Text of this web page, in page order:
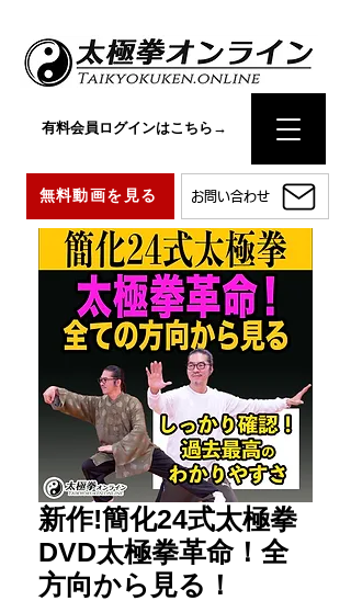
お問い合わせ
無料動画を見る
有料会員ログインはこちら→
新作!簡化24式太極拳
DVD太極拳革命！全
方向から見る！